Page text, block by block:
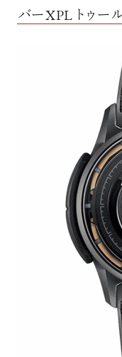
バーXPL トゥー